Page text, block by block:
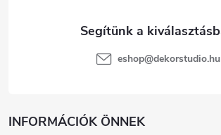
INFORMÁCIÓK ÖNNEK
eshop@dekorstudio.hu